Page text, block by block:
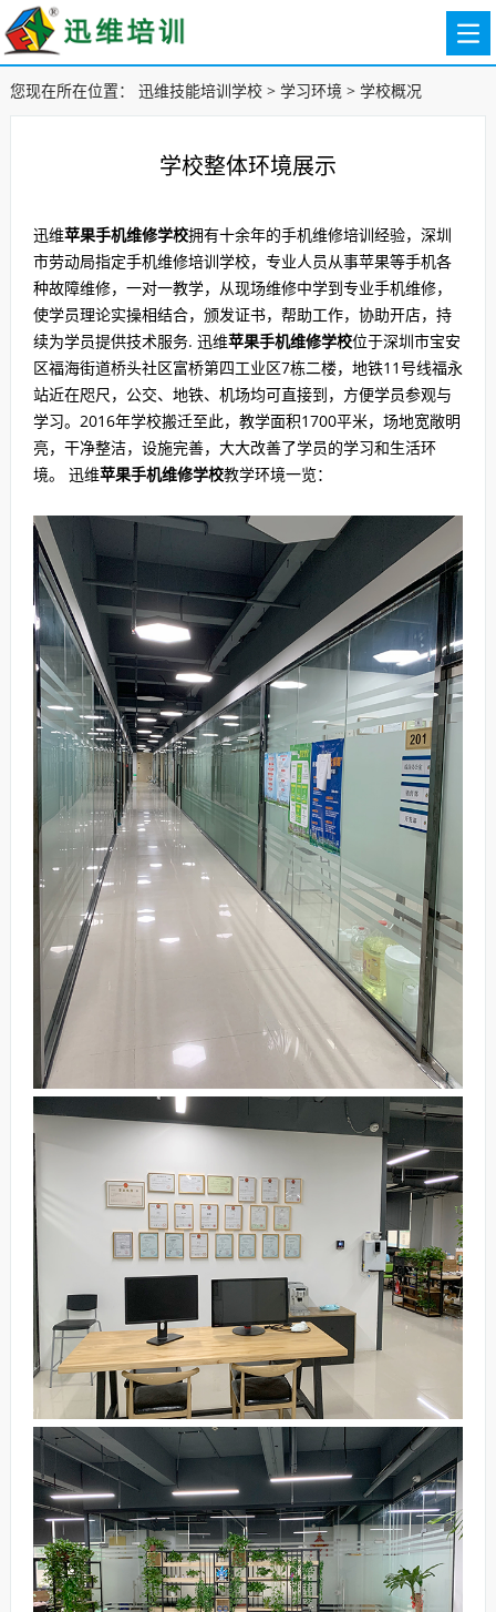
您现在所在位置： 迅维技能培训学校> 学习环境> 学校概况
学校整体环境展示
迅维苹果手机维修学校拥有十余年的手机维修培训经验，深圳
市劳动局指定手机维修培训学校，专业人员从事苹果等手机各
种故障维修，一对一教学，从现场维修中学到专业手机维修，
使学员理论实操相结合，颁发证书，帮助工作，协助开店，持
续为学员提供技术服务. 迅维苹果手机维修学校位于深圳市宝安
区福海街道桥头社区富桥第四工业区7栋二楼，地铁11号线福永
站近在咫尺，公交、地铁、机场均可直接到，方便学员参观与
学习。2016年学校搬迁至此，教学面积1700平米，场地宽敞明
亮，干净整洁，设施完善，大大改善了学员的学习和生活环
境。 迅维苹果手机维修学校教学环境一览：